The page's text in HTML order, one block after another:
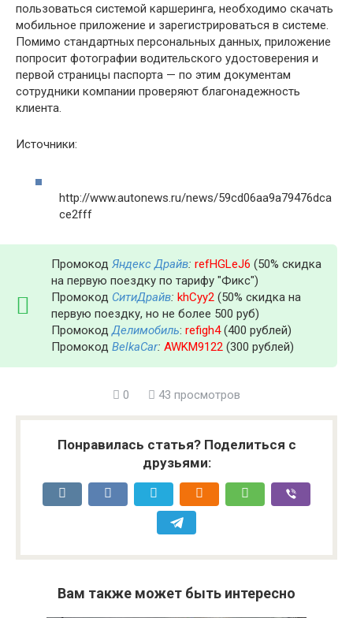
пользоваться системой каршеринга, необходимо скачать
мобильное приложение и зарегистрироваться в системе.
Помимо стандартных персональных данных, приложение
попросит фотографии водительского удостоверения и
первой страницы паспорта — по этим документам
сотрудники компании проверяют благонадежность
клиента.
Источники:
http://www.autonews.ru/news/59cd06aa9a79476dca
ce2fff
Промокод Яндекс Драйв: refHGLeJ6 (50% скидка
на первую поездку по тарифу "Фикс")
Промокод СитиДрайв: khCyy2 (50% скидка на
первую поездку, но не более 500 руб)
Промокод Делимобиль: refigh4(400 рублей)
Промокод BelkaCar: AWKM9122 (300 рублей)
0 43 просмотров
Понравилась статья? Поделиться с
друзьями:
Вам также может быть интересно